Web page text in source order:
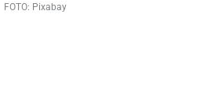
FOTO: Pixabay